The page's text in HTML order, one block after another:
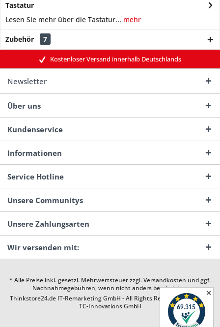
Tastatur
Lesen Sie mehr über die Tastatur... mehr
Zubehör 7
Kostenloser Versand innerhalb Deutschlands
Newsletter
Über uns
Kundenservice
Informationen
Service Hotline
Unsere Communitys
Unsere Zahlungsarten
Wir versenden mit:
* Alle Preise inkl. gesetzl. Mehrwertsteuer zzgl.Versandkosten und ggf.
Nachnahmegebühren, wenn nicht anders beschrieben
Thinkstore24.de IT-Remarketing GmbH - All Rights Reserved. Design by
TC-Innovations GmbH
✕